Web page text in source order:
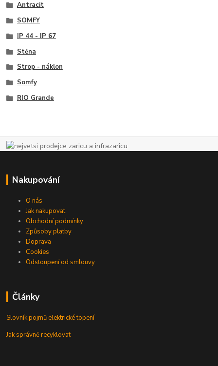
Antracit
SOMFY
IP 44 - IP 67
Stěna
Strop - náklon
Somfy
RIO Grande
Nakupování
O nás
Jak nakupovat
Obchodní podmínky
Způsoby platby
Doprava
Cookies
Odstoupení od smlouvy
Články
Slovník pojmů elektrické topení
Jak správně recyklovat